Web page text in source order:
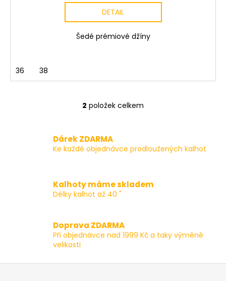
DETAIL
Šedé prémiové džíny
36 38
O
á
d
í
p
v
k
ý
2 položek celkem
Dárek ZDARMA
Ke každé objednávce prodloužených kalhot
Kalhoty máme skladem
Délky kalhot až 40 "
Doprava ZDARMA
Při objednávce nad 1999 Kč a taky výměně
velikosti
Z